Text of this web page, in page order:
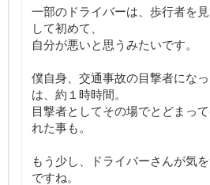
一部のドライバーは、歩行者を
して初めて、
自分が悪いと思うみたいです。
僕自身、交通事故の目撃者にな
は、約１時時間。
目撃者としてその場でとどまっ
れた事も。
もう少し、ドライバーさんが気
ですね。